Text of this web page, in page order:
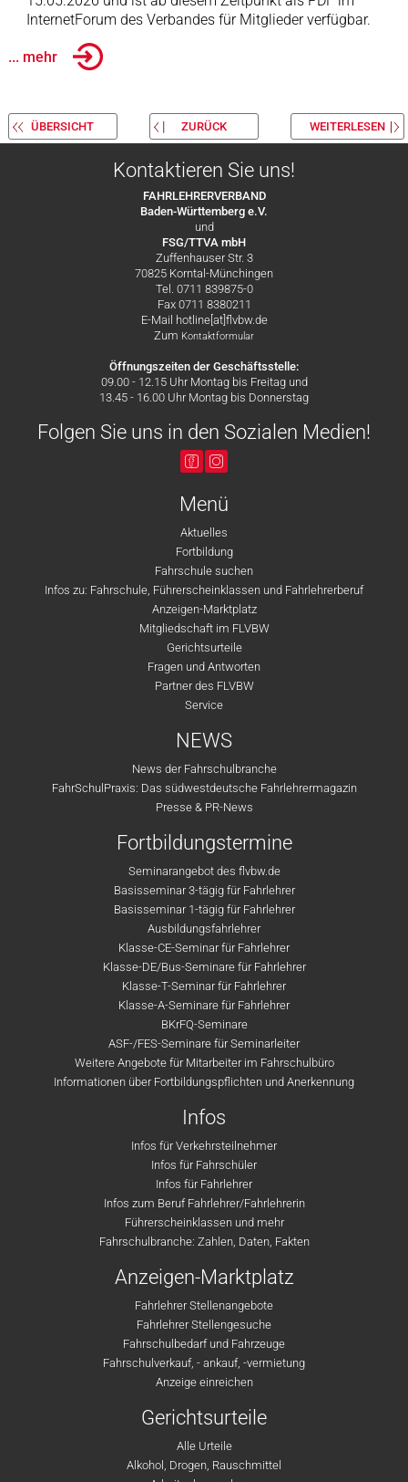
InternetForum des Verbandes für Mitglieder verfügbar.
... mehr
ÜBERSICHT ZURÜCK WEITERLESEN
Kontaktieren Sie uns!
FAHRLEHRERVERBAND
Baden-Württemberg e.V.
und
FSG/TTVA mbH
Zuffenhauser Str. 3
70825 Korntal-Münchingen
Tel. 0711 839875-0
Fax 0711 8380211
E-Mail hotline[at]flvbw.de
Zum Kontaktformular
Öffnungszeiten der Geschäftsstelle:
09.00 - 12.15 Uhr Montag bis Freitag und
13.45 - 16.00 Uhr Montag bis Donnerstag
Folgen Sie uns in den Sozialen Medien!
Menü
Aktuelles
Fortbildung
Fahrschule suchen
Infos zu: Fahrschule, Führerscheinklassen und Fahrlehrerberuf
Anzeigen-Marktplatz
Mitgliedschaft im FLVBW
Gerichtsurteile
Fragen und Antworten
Partner des FLVBW
Service
NEWS
News der Fahrschulbranche
FahrSchulPraxis: Das südwestdeutsche Fahrlehrermagazin
Presse & PR-News
Fortbildungstermine
Seminarangebot des flvbw.de
Basisseminar 3-tägig für Fahrlehrer
Basisseminar 1-tägig für Fahrlehrer
Ausbildungsfahrlehrer
Klasse-CE-Seminar für Fahrlehrer
Klasse-DE/Bus-Seminare für Fahrlehrer
Klasse-T-Seminar für Fahrlehrer
Klasse-A-Seminare für Fahrlehrer
BKrFQ-Seminare
ASF-/FES-Seminare für Seminarleiter
Weitere Angebote für Mitarbeiter im Fahrschulbüro
Informationen über Fortbildungspflichten und Anerkennung
Infos
Infos für Verkehrsteilnehmer
Infos für Fahrschüler
Infos für Fahrlehrer
Infos zum Beruf Fahrlehrer/Fahrlehrerin
Führerscheinklassen und mehr
Fahrschulbranche: Zahlen, Daten, Fakten
Anzeigen-Marktplatz
Fahrlehrer Stellenangebote
Fahrlehrer Stellengesuche
Fahrschulbedarf und Fahrzeuge
Fahrschulverkauf, - ankauf, -vermietung
Anzeige einreichen
Gerichtsurteile
Alle Urteile
Alkohol, Drogen, Rauschmittel